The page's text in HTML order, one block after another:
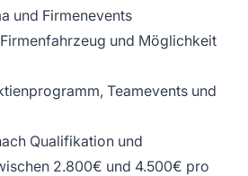
und Firmenevents
und Möglichkeit
Teamevents und
Qualifikation und
2.800€ und 4.500€ pro